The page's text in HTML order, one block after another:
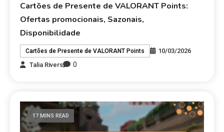
Cartões de Presente de VALORANT Points:
Ofertas promocionais, Sazonais,
Disponibilidade
Cartões de Presente de VALORANT Points
10/03/2026
Talia Rivers
0
17 MINS READ